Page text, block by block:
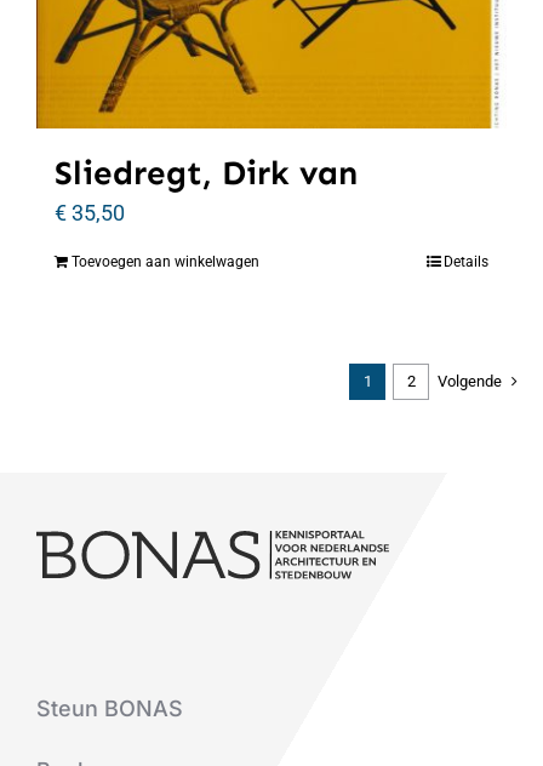
Sliedregt, Dirk van
€35,50
Toevoegen aan winkelwagen Details
1 2 Volgende
Steun BONAS